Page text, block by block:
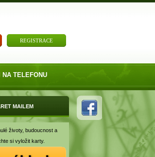
REGISTRACE
NA TELEFONU
MAILEM
životy, budoucnost a
si vyložit karty.